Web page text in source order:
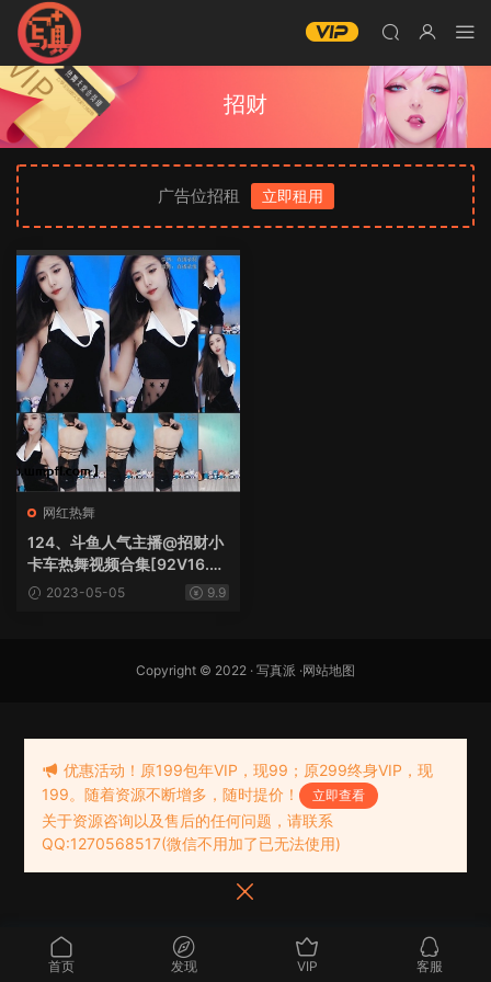
招财
广告位招租 立即租用
网红热舞
124、斗鱼人气主播@招财小
卡车热舞视频合集[92V16.6
G] 2023-05-05 9.9
Copyright © 2022 · 写真派 ·网站地图
首页 发现 VIP 客服
优惠活动！原199包年VIP，现99；原299终身VIP，现
199。随着资源不断增多，随时提价！
立即查看
关于资源咨询以及售后的任何问题，请联系
QQ:1270568517(微信不用加了已无法使用)